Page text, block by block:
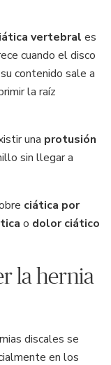
vertebral es
cuando el disco
contenido sale a
la raíz
una protusión
sin llegar a
ciática por
o dolor ciático
la hernia
discales se
en los